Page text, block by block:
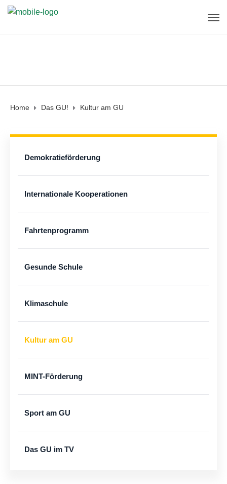
Home Das GU! Kultur am GU
Demokratieförderung
Internationale Kooperationen
Fahrtenprogramm
Gesunde Schule
Klimaschule
Kultur am GU
MINT-Förderung
Sport am GU
Das GU im TV